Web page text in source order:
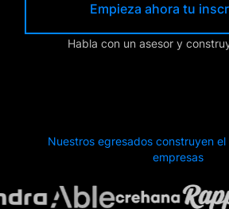
Empieza ahora tu
Habla con un asesor y
Nuestros egresados construyen
empresas